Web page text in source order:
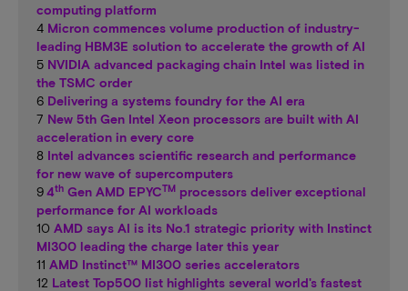
computing platform
4 Micron commences volume production of industry-
leading HBM3E solution to accelerate the growth of AI
5 NVIDIA advanced packaging chain Intel was listed in
the TSMC order
6 Delivering a systems foundry for the AI era
7 New 5th Gen Intel Xeon processors are built with AI
acceleration in every core
8 Intel advances scientific research and performance
for new wave of supercomputers
94th Gen AMD EPYCTM processors deliver exceptional
performance for AI workloads
10 AMD says AI is its No.1 strategic priority with Instinct
MI300 leading the charge later this year
11 AMD Instinct™ MI300 series accelerators
12 Latest Top500 list highlights several world's fastest